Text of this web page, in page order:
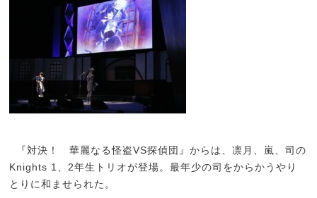
『対決！ 華麗なる怪盗VS探偵団』からは、凛月、嵐、司の
Knights 1、2年生トリオが登場。最年少の司をからかうやり
とりに和ませられた。